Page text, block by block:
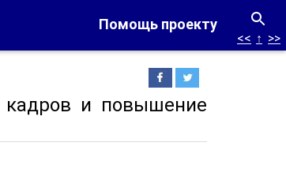
Помощь проекту
<< ↑ >>
кадров и повышение